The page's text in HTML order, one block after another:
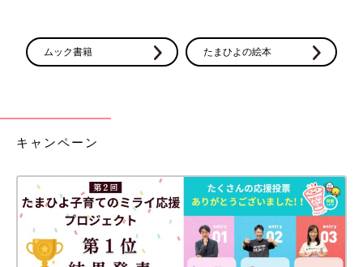
ムック書籍 たまひよの絵本
キャンペーン